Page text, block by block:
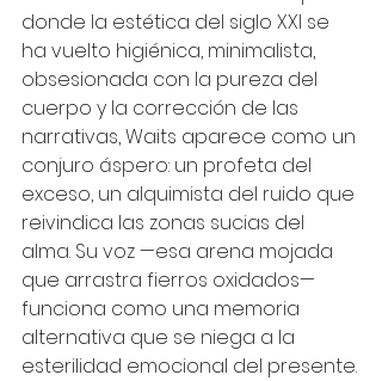
donde la estética del siglo XXI se
ha vuelto higiénica, minimalista,
obsesionada con la pureza del
cuerpo y la corrección de las
narrativas, Waits aparece como un
conjuro áspero: un profeta del
exceso, un alquimista del ruido que
reivindica las zonas sucias del
alma. Su voz —esa arena mojada
que arrastra fierros oxidados—
funciona como una memoria
alternativa que se niega a la
esterilidad emocional del presente.